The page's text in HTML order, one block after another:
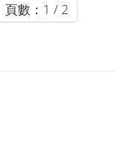
頁數：1 / 2